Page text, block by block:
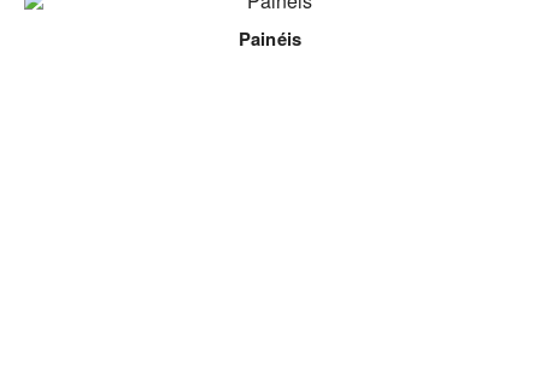
Painéis